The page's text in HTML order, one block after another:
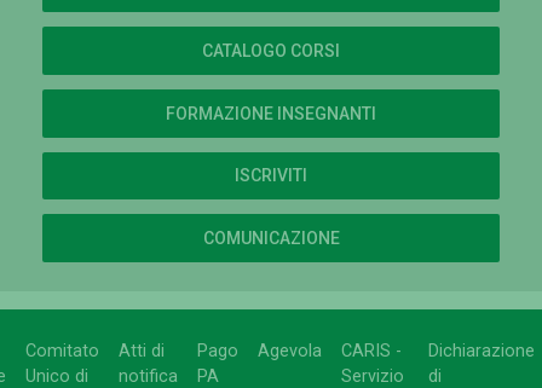
CATALOGO CORSI
FORMAZIONE INSEGNANTI
ISCRIVITI
COMUNICAZIONE
Comitato
Unico di
Atti di
notifica
Pago
PA
Agevola
CARIS -
Servizio
Dichiarazione
di